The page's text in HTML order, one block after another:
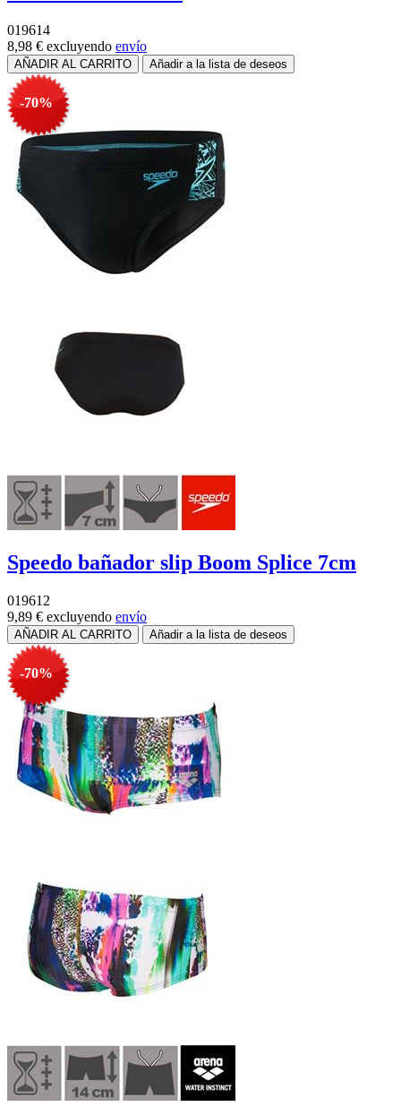
019614
8,98 € excluyendo envío
-70%
Speedo bañador slip Boom Splice 7cm
019612
9,89 € excluyendo envío
-70%